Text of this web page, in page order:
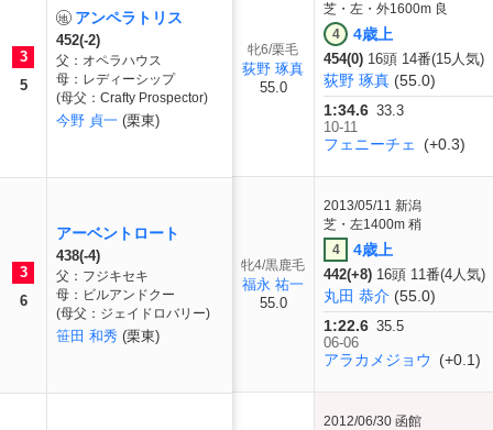
3
5
アンペラトリス
452(-2)
父：オペラハウス
母：レディーシップ
(母父：Crafty Prospector)
今野 貞一 (栗東)
3
6
アーベントロート
438(-4)
父：フジキセキ
母：ビルアンドクー
(母父：ジェイドロバリー)
笹田 和秀 (栗東)
牝6/栗毛
荻野 琢真
55.0
芝・左・外1600m 良
4
4歳上
454(0) 16頭 14番(15人気)
荻野 琢真 (55.0)
1:34.6 33.3
10-11
フェニーチェ (+0.3)
牝4/黒鹿毛
福永 祐一
55.0
2013/05/11 新潟
芝・左1400m 稍
4
4歳上
442(+8) 16頭 11番(4人気)
丸田 恭介 (55.0)
1:22.6 35.5
06-06
アラカメジョウ (+0.1)
2012/06/30 函館